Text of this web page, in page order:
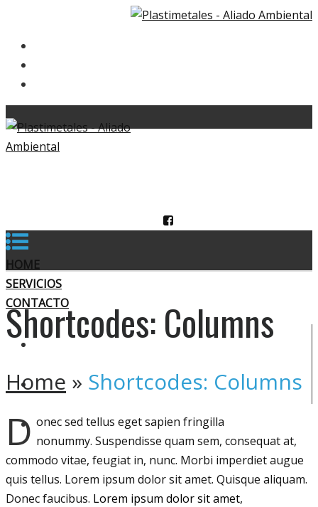
HOME
SERVICIOS
CONTACTO
SERVICIOS
CONTACTO
Shortcodes: Columns
Home » Shortcodes: Columns
D onec sed tellus eget sapien fringilla
nonummy. Suspendisse quam sem, consequat at,
commodo vitae, feugiat in, nunc. Morbi imperdiet augue
quis tellus. Lorem ipsum dolor sit amet. Quisque aliquam.
Donec faucibus. Lorem ipsum dolor sit amet,